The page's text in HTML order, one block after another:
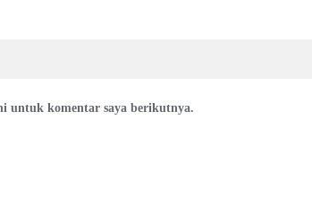
untuk komentar saya berikutnya.